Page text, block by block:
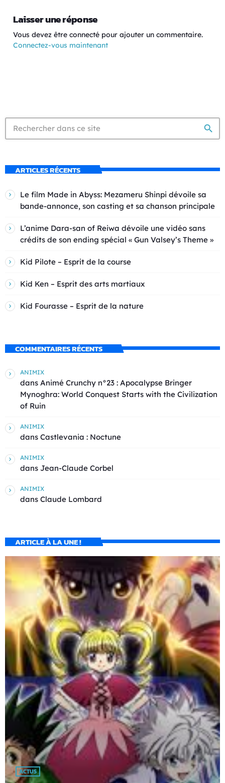
Laisser une réponse
Vous devez être connecté pour ajouter un commentaire.
Connectez-vous maintenant
search
ARTICLES RÉCENTS
Le film Made in Abyss: Mezameru Shinpi dévoile sa
bande-annonce, son casting et sa chanson principale
L’anime Dara-san of Reiwa dévoile une vidéo sans
crédits de son ending spécial « Gun Valsey’s Theme »
Kid Pilote – Esprit de la course
Kid Ken – Esprit des arts martiaux
Kid Fourasse – Esprit de la nature
COMMENTAIRES RÉCENTS
ANIMIX
dans Animé Crunchy n°23 : Apocalypse Bringer
Mynoghra: World Conquest Starts with the Civilization
of Ruin
ANIMIX
dans Castlevania : Noctune
ANIMIX
dans Jean-Claude Corbel
ANIMIX
dans Claude Lombard
ARTICLE À LA UNE !
ACTUS